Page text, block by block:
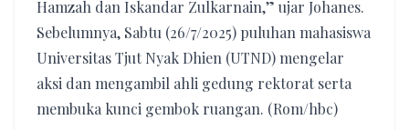
Hamzah dan Iskandar Zulkarnain,” ujar Johanes.
Sebelumnya, Sabtu (26/7/2025) puluhan mahasiswa
Universitas Tjut Nyak Dhien (UTND) mengelar
aksi dan mengambil ahli gedung rektorat serta
membuka kunci gembok ruangan. (Rom/hbc)